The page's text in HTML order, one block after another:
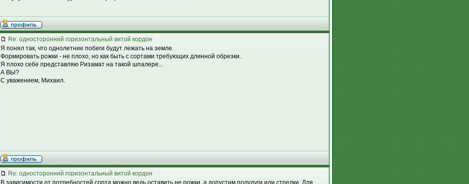
Re: односторонний горизонтальный витой кордон
Я понял так, что однолетние побеги будут лежать на земле.
Формировать рожки - не плохо, но как быть с сортами требующих длинной обрезки.
Я плохо себе представляю Ризамат на такой шпалере...
А ВЫ?
С уважением, Михаил.
Re: односторонний горизонтальный витой кордон
В зависимости от потребностей сорта можно ведь оставить не рожки, а допустим полудуги или стрелки. Для